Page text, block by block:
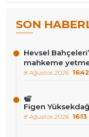
SON
Hevsel
mahkeme
8 Ağustos 2026 16:42
Figen
8 Ağustos 2026 16:13